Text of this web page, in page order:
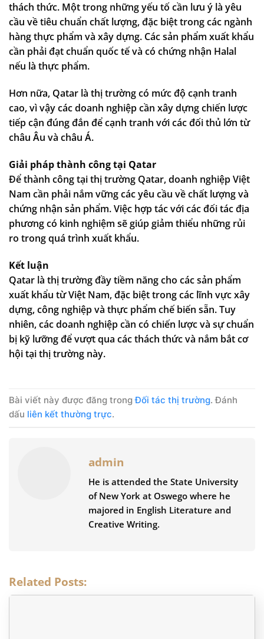
thách thức. Một trong những yếu tố cần lưu ý là yêu
cầu về tiêu chuẩn chất lượng, đặc biệt trong các ngành
hàng thực phẩm và xây dựng. Các sản phẩm xuất khẩu
cần phải đạt chuẩn quốc tế và có chứng nhận Halal
nếu là thực phẩm.
Hơn nữa, Qatar là thị trường có mức độ cạnh tranh
cao, vì vậy các doanh nghiệp cần xây dựng chiến lược
tiếp cận đúng đắn để cạnh tranh với các đối thủ lớn từ
châu Âu và châu Á.
Giải pháp thành công tại Qatar
Để thành công tại thị trường Qatar, doanh nghiệp Việt
Nam cần phải nắm vững các yêu cầu về chất lượng và
chứng nhận sản phẩm. Việc hợp tác với các đối tác địa
phương có kinh nghiệm sẽ giúp giảm thiểu những rủi
ro trong quá trình xuất khẩu.
Kết luận
Qatar là thị trường đầy tiềm năng cho các sản phẩm
xuất khẩu từ Việt Nam, đặc biệt trong các lĩnh vực xây
dựng, công nghiệp và thực phẩm chế biến sẵn. Tuy
nhiên, các doanh nghiệp cần có chiến lược và sự chuẩn
bị kỹ lưỡng để vượt qua các thách thức và nắm bắt cơ
hội tại thị trường này.
Bài viết này được đăng trongĐối tác thị trường. Đánh
dấu liên kết thường trực.
admin
He is attended the State University
of New York at Oswego where he
majored in English Literature and
Creative Writing.
Related Posts: